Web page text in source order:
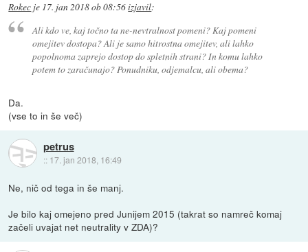
Rokec je 17. jan 2018 ob 08:56izjavil:
Ali kdo ve, kaj točno ta ne-nevtralnost pomeni? Kaj pomeni
omejitev dostopa? Ali je samo hitrostna omejitev, ali lahko
popolnoma zaprejo dostop do spletnih strani? In komu lahko
potem to zaračunajo? Ponudniku, odjemalcu, ali obema?
Da.
(vse to in še več)
petrus
:: 17. jan 2018, 16:49
Ne, nič od tega in še manj.
Je bilo kaj omejeno pred Junijem 2015 (takrat so namreč komaj
začeli uvajat net neutrality v ZDA)?